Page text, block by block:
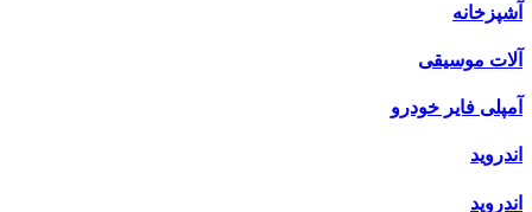
آشپزخانه
آلات موسیقی
آمپلی فایر خودرو
اندروید
اندروید